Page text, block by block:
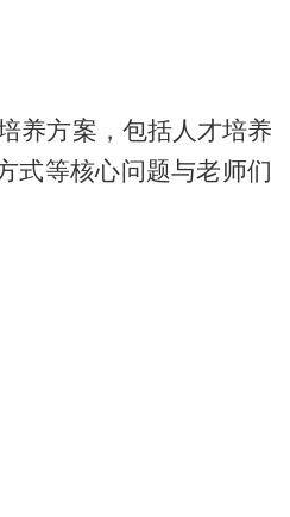
养方案，包括人才培养
式等核心问题与老师们